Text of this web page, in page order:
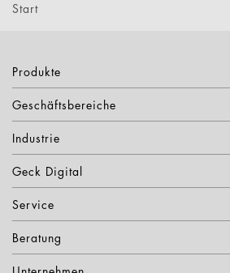
Start
Produkte
Geschäftsbereiche
Industrie
Geck Digital
Service
Beratung